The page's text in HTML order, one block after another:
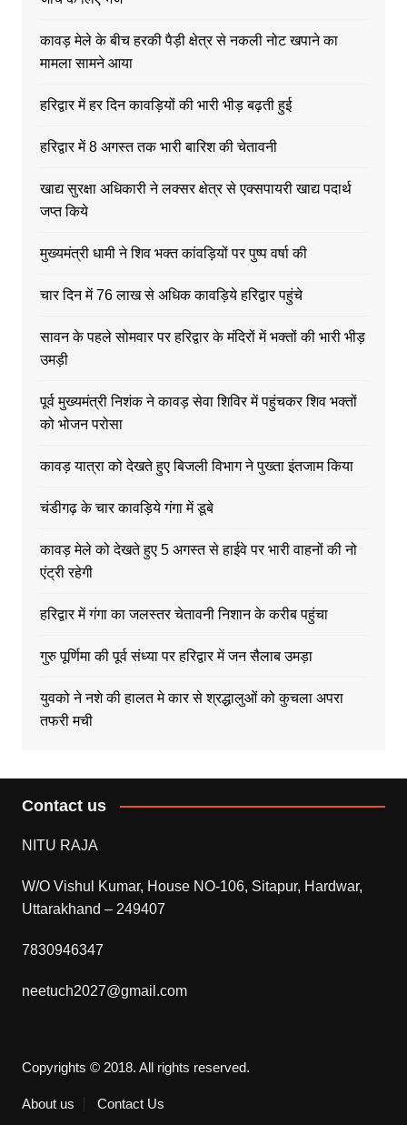
कावड़ मेले के बीच हरकी पैड़ी क्षेत्र से नकली नोट खपाने का
मामला सामने आया
हरिद्वार में हर दिन कावड़ियों की भारी भीड़ बढ़ती हुई
हरिद्वार में 8 अगस्त तक भारी बारिश की चेतावनी
खाद्य सुरक्षा अधिकारी ने लक्सर क्षेत्र से एक्सपायरी खाद्य पदार्थ
जप्त किये
मुख्यमंत्री धामी ने शिव भक्त कांवड़ियों पर पुष्प वर्षा की
चार दिन में 76 लाख से अधिक कावड़िये हरिद्वार पहुंचे
सावन के पहले सोमवार पर हरिद्वार के मंदिरों में भक्तों की भारी भीड़
उमड़ी
पूर्व मुख्यमंत्री निशंक ने कावड़ सेवा शिविर में पहुंचकर शिव भक्तों
को भोजन परोसा
कावड़ यात्रा को देखते हुए बिजली विभाग ने पुख्ता इंतजाम किया
चंडीगढ़ के चार कावड़िये गंगा में डूबे
कावड़ मेले को देखते हुए 5 अगस्त से हाईवे पर भारी वाहनों की नो
एंट्री रहेगी
हरिद्वार में गंगा का जलस्तर चेतावनी निशान के करीब पहुंचा
गुरु पूर्णिमा की पूर्व संध्या पर हरिद्वार में जन सैलाब उमड़ा
युवको ने नशे की हालत मे कार से श्रद्धालुओं को कुचला अपरा
तफरी मची
Contact us
NITU RAJA
W/O Vishul Kumar, House NO-106, Sitapur, Hardwar,
Uttarakhand – 249407
7830946347
neetuch2027@gmail.com
Copyrights © 2018. All rights reserved.
About us Contact Us